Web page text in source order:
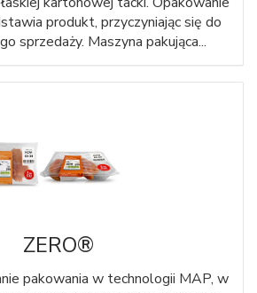
produkt, przyczyniając się do
sprzedaży. Maszyna pakująca...
ZERO®
pakowania w technologii MAP, w